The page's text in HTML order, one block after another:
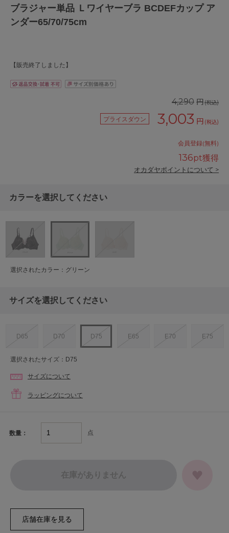
ブラジャー単品 Ｌワイヤーブラ BCDEFカップ ア
ンダー65/70/75cm
【販売終了しました】
4,290 円(税込)
プライスダウン 3,003 円 (税込)
会員登録(無料)
136pt獲得
オカダヤポイントについて >
カラーを選択してください
選択されたカラー：グリーン
サイズを選択してください
D65 D70 D75 E65 E70 E75
選択されたサイズ：D75
サイズについて
ラッピングについて
数量： 点
在庫がありません